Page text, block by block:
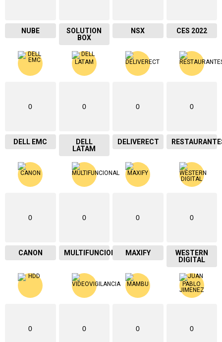
NUBE
SOLUTION
BOX
NSX CES 2022
0
DELL EMC
0
DELL
LATAM
0
DELIVERECT
0
0
CANON
0
MULTIFUNCIONAL
0
MAXIFY
0
WESTERN
DIGITAL
0 0 0 0